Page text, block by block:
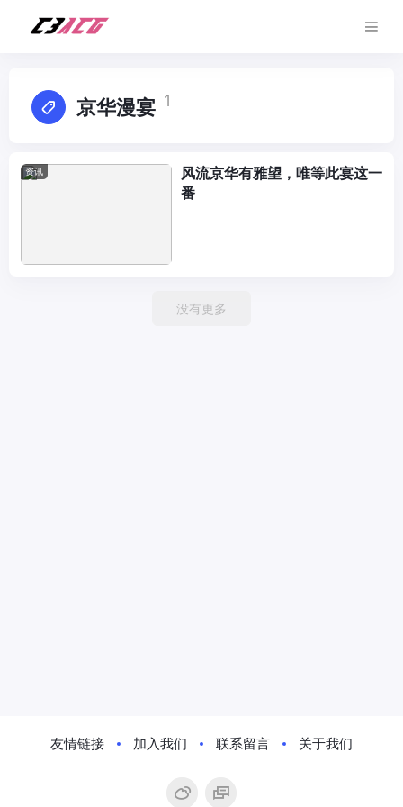
京华漫宴 1
资讯
风流京华有雅望，唯等此宴这一
番
没有更多
友情链接 加入我们 联系留言 关于我们